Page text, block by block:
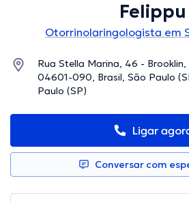
Felippu
Otorrinolaringologista em
Rua Stella Marina, 46 - Brooklin,
04601-090, Brasil, São Paulo
Paulo (SP)
Ligar
Conversar com